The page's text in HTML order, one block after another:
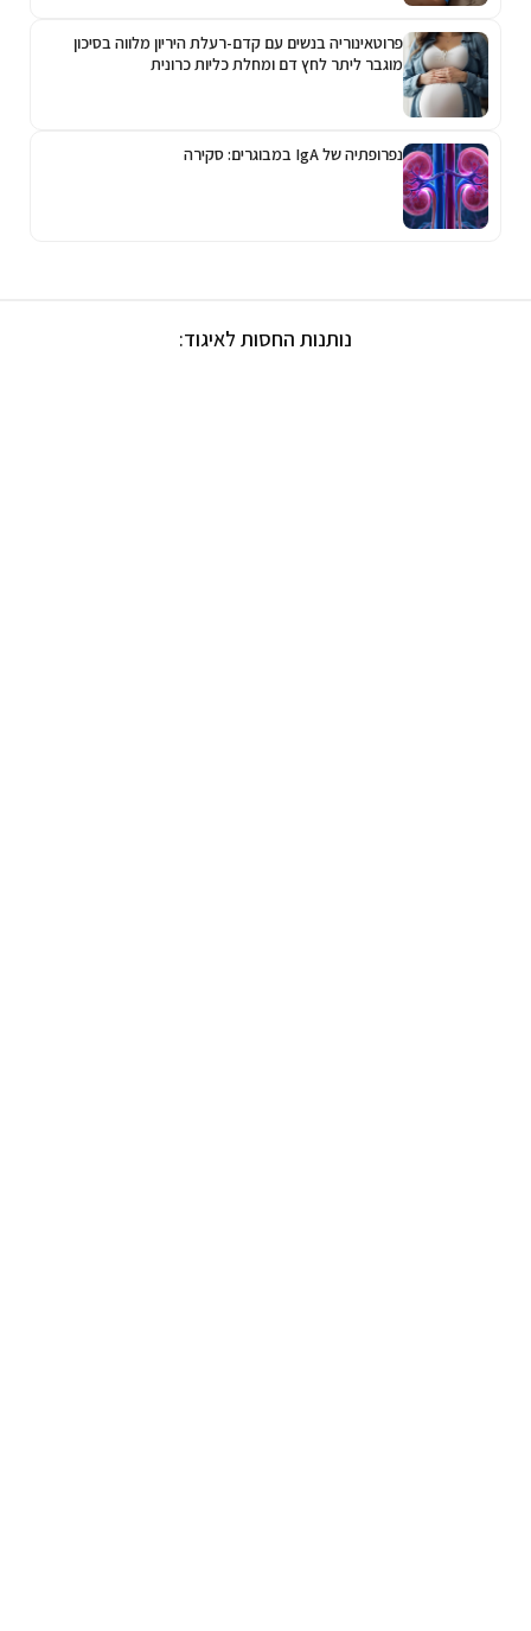
פרוטאינוריה בנשים עם קדם-רעלת היריון מלווה בסיכון
מוגבר ליתר לחץ דם ומחלת כליות כרונית
נפרופתיה של IgA במבוגרים: סקירה
נותנות החסות לאיגוד: